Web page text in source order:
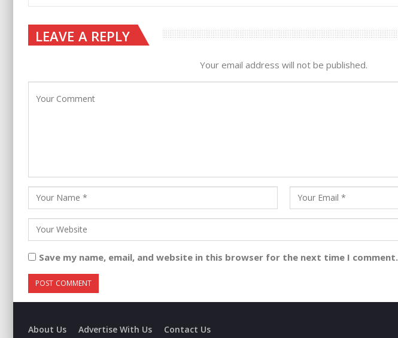
LEAVE A REPLY
Your email address will not be published.
Save my name, email, and website in this browser for the next time I comment.
About Us Advertise With Us Contact Us